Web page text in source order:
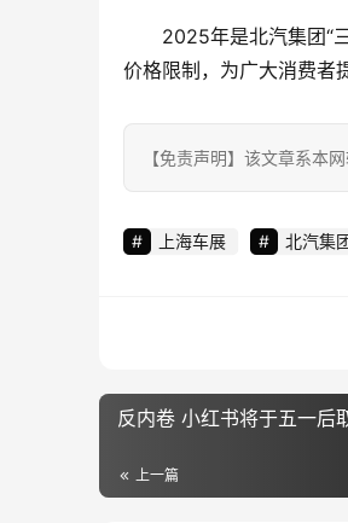
2025年是北汽集团“
价格限制，为广大消费者
【免责声明】该文章系本
上海车展 北汽集
反内卷 小红书将于五一后
上一篇